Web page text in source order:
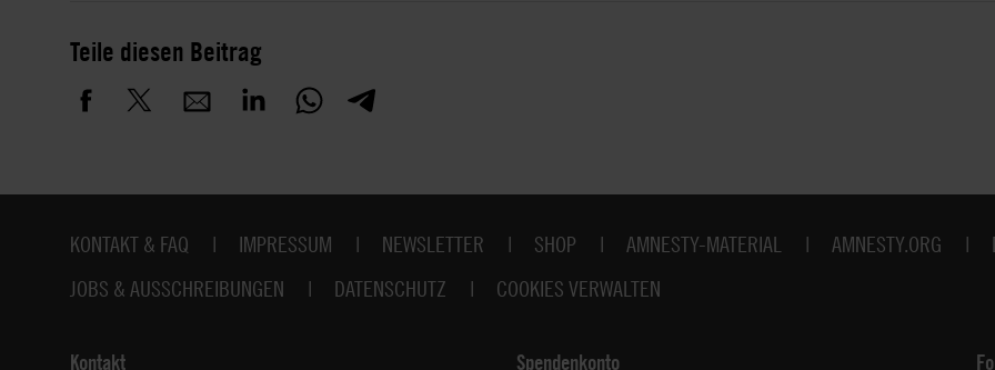
Teile diesen Beitrag
Fußbereich
KONTAKT & FAQ IMPRESSUM NEWSLETTER SHOP AMNESTY-MATERIAL AMNESTY.ORG
JOBS & AUSSCHREIBUNGEN
DATENSCHUTZ COOKIES VERWALTEN
Kontakt Spendenkonto